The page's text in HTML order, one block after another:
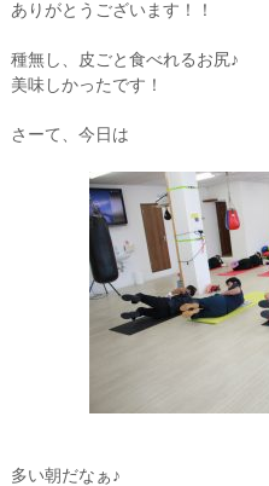
ありがとうございます！！
種無し、皮ごと食べれるお尻♪
美味しかったです！
さーて、今日は
多い朝だなぁ♪